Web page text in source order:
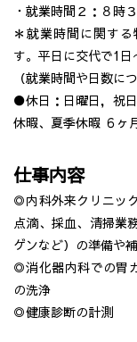
・就業時間２：８時
＊就業時間に関す
す。平日に交代で1日
（就業時間や日数に
●休日：日曜日，祝
休暇、夏季休暇 ６ヶ
仕事内容
◎内科外来クリニッ
点滴、採血、清掃業
ゲンなど）の準備や
◎消化器内科での胃
の洗浄
◎健康診断の計測